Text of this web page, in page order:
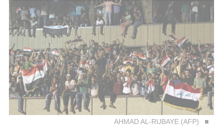
AHMAD AL-RUBAYE (AFP)